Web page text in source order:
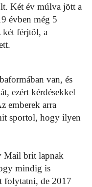
Két év múlva jött a
évben még 5
két férjtől, a
van, és
ezért kérdésekkel
emberek arra
sportol, hogy ilyen
Mail brit lapnak
mindig is
folytatni, de 2017